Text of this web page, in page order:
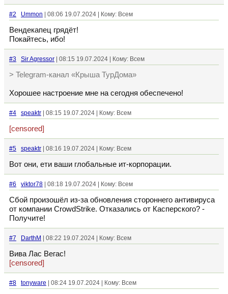
#2 Ummon | 08:06 19.07.2024 | Кому: Всем
Вендекапец грядёт!
Покайтесь, ибо!
#3 Sir Agressor | 08:15 19.07.2024 | Кому: Всем
> Telegram-канал «Крыша ТурДома»
Хорошее настроение мне на сегодня обеспечено!
#4 speaktr | 08:15 19.07.2024 | Кому: Всем
[censored]
#5 speaktr | 08:16 19.07.2024 | Кому: Всем
Вот они, ети ваши глобальные ит-корпорации.
#6 viktor78 | 08:18 19.07.2024 | Кому: Всем
Сбой произошёл из-за обновления стороннего антивируса
от компании CrowdStrike. Отказались от Касперского? -
Получите!
#7 DarthM | 08:22 19.07.2024 | Кому: Всем
Вива Лас Вегас!
[censored]
#8 tonyware | 08:24 19.07.2024 | Кому: Всем